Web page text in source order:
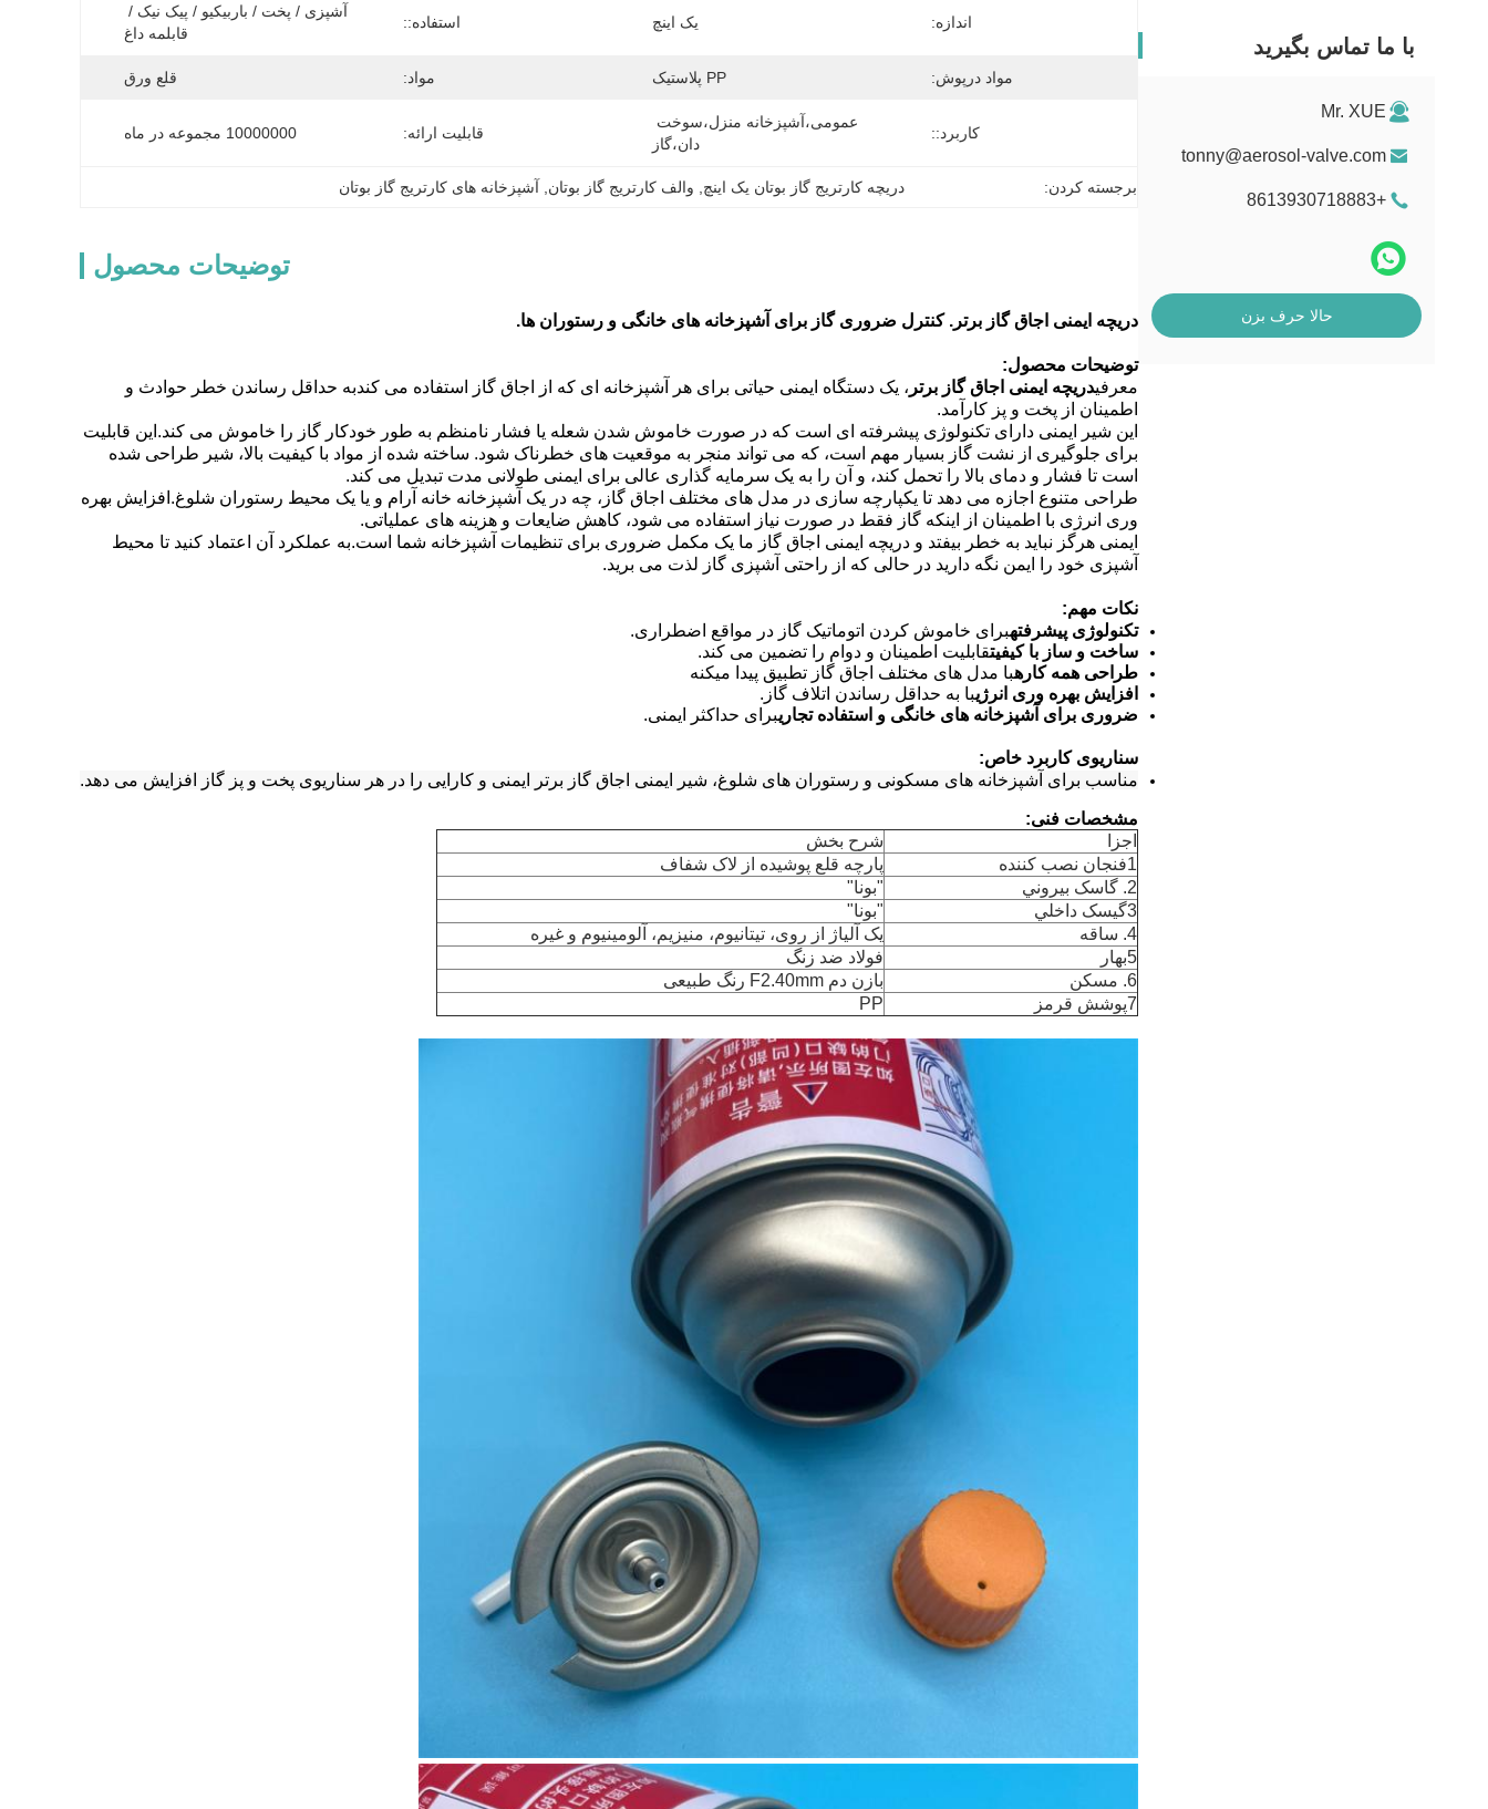
با ما تماس بگیرید
Mr. XUE
tonny@aerosol-valve.com
+8613930718883
حالا حرف بزن
اندازه: یک اینچ استفاده::
قابلمه داغ
مواد درپوش: PP پلاستیک مواد: قلع ورق
کاربرد::
دان،گاز
قابلیت ارائه: 10000000 مجموعه در ماه
برجسته کردن: دریچه کارتریج گاز بوتان یک اینچ والف کارتریج گاز بوتان آشپزخانه های کارتریج گاز بوتان
توضیحات محصول
دریچه ایمنی اجاق گاز برتر. کنترل ضروری گاز برای آشپزخانه های خانگی و رستوران ها.
توضیحات محصول:
معرفیدریچه ایمنی اجاق گاز برتر ، یک دستگاه ایمنی حیاتی برای هر آشپزخانه ای که از اجاق گاز استفاده می کندبه حداقل رساندن خطر حوادث و
اطمینان از پخت و پز کارآمد.
این شیر ایمنی دارای تکنولوژی پیشرفته ای است که در صورت خاموش شدن شعله یا فشار نامنظم به طور خودکار گاز را خاموش می کند.این قابلیت
برای جلوگیری از نشت گاز بسیار مهم است، که می تواند منجر به موقعیت های خطرناک شود. ساخته شده از مواد با کیفیت بالا، شیر طراحی شده
است تا فشار و دمای بالا را تحمل کند، و آن را به یک سرمایه گذاری عالی برای ایمنی طولانی مدت تبدیل می کند.
طراحی متنوع اجازه می دهد تا یکپارچه سازی در مدل های مختلف اجاق گاز، چه در یک آشپزخانه خانه آرام و یا یک محیط رستوران شلوغ.افزایش بهره
وری انرژی با اطمینان از اینکه گاز فقط در صورت نیاز استفاده می شود، کاهش ضایعات و هزینه های عملیاتی.
ایمنی هرگز نباید به خطر بیفتد و دریچه ایمنی اجاق گاز ما یک مکمل ضروری برای تنظیمات آشپزخانه شما است.به عملکرد آن اعتماد کنید تا محیط
آشپزی خود را ایمن نگه دارید در حالی که از راحتی آشپزی گاز لذت می برید.
نکات مهم:
تکنولوژی پیشرفتهبرای خاموش کردن اتوماتیک گاز در مواقع اضطراری.
ساخت و ساز با کیفیتقابلیت اطمینان و دوام را تضمین می کند.
طراحی همه کارهبا مدل های مختلف اجاق گاز تطبیق پیدا میکنه
افزایش بهره وری انرژیبا به حداقل رساندن اتلاف گاز.
ضروری برای آشپزخانه های خانگی و استفاده تجاریبرای حداکثر ایمنی.
سناریوی کاربرد خاص:
مناسب برای آشپزخانه های مسکونی و رستوران های شلوغ، شیر ایمنی اجاق گاز برتر ایمنی و کارایی را در هر سناریوی پخت و پز گاز افزایش می دهد.
مشخصات فنی:
اجزا
شرح بخش
1فنجان نصب کننده
پارچه قلع پوشیده از لاک شفاف
2. گاسک بيروني
"بونا"
3گيسک داخلي
"بونا"
4. ساقه
یک آلیاژ از روی، تیتانیوم، منیزیم، آلومینیوم و غیره
5بهار
فولاد ضد زنگ
6. مسکن
بازن دم F2.40mm رنگ طبیعی
7پوشش قرمز
PP